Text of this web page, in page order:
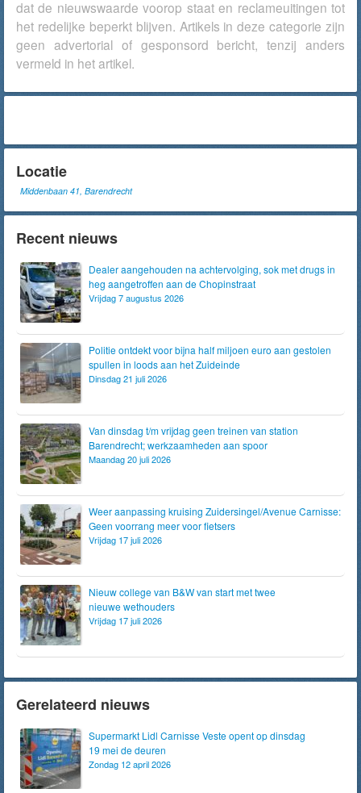
dat de nieuwswaarde voorop staat en reclameuitingen tot
het redelijke beperkt blijven. Artikels in deze categorie zijn
geen advertorial of gesponsord bericht, tenzij anders
vermeld in het artikel.
Locatie
Middenbaan 41, Barendrecht
Recent nieuws
Dealer aangehouden na achtervolging, sok met drugs in
heg aangetroffen aan de Chopinstraat
Vrijdag 7 augustus 2026
Politie ontdekt voor bijna half miljoen euro aan gestolen
spullen in loods aan het Zuideinde
Dinsdag 21 juli 2026
Van dinsdag t/m vrijdag geen treinen van station
Barendrecht; werkzaamheden aan spoor
Maandag 20 juli 2026
Weer aanpassing kruising Zuidersingel/Avenue Carnisse:
Geen voorrang meer voor fietsers
Vrijdag 17 juli 2026
Nieuw college van B&W van start met twee
nieuwe wethouders
Vrijdag 17 juli 2026
Gerelateerd nieuws
Supermarkt Lidl Carnisse Veste opent op dinsdag
19 mei de deuren
Zondag 12 april 2026